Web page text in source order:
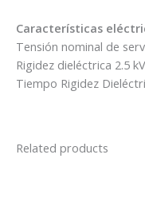
Características
Tensión nominal de
Rigidez dieléctrica 2.5 kV
Tiempo Rigidez
Related products